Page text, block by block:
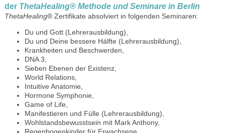
der ThetaHealing® Methode und Seminare in Berlin
ThetaHealing® Zertifikate absolviert in folgenden Seminaren:
Du und Gott (Lehrerausbildung),
Du und Deine bessere Hälfte (Lehrerausbildung),
Krankheiten und Beschwerden,
DNA 3,
Sieben Ebenen der Existenz,
World Relations,
Intuitive Anatomie,
Hormone Symphonie,
Game of Life,
Manifestieren und Fülle (Lehrerausbildung),
Wohlstandsbewusstsein mit Mark Anthony,